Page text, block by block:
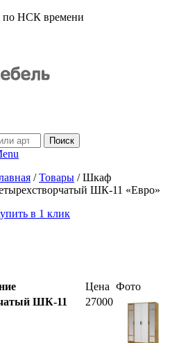
по НСК времени
/ Товары / Шкаф
ШК-11 «Евро»
в 1 клик
Цена Фото
ШК-11
27000